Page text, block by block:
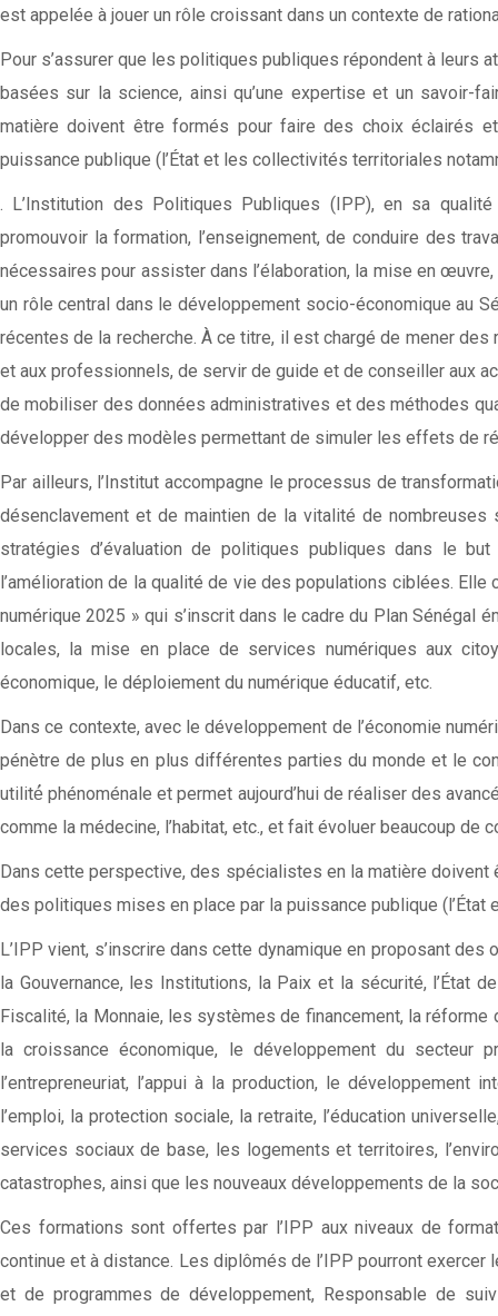
est appelée à jouer un rôle croissant dans un contexte de
Pour s’assurer que les politiques publiques répondent à
basées sur la science, ainsi qu’une expertise et un savoir-
matière doivent être formés pour faire des choix éclairés
puissance publique (l’État et les collectivités territoriales
. L’Institution des Politiques Publiques (IPP), en sa
promouvoir la formation, l’enseignement, de conduire des
nécessaires pour assister dans l’élaboration, la mise en
un rôle central dans le développement socio-économique au
récentes de la recherche. À ce titre, il est chargé de mener
et aux professionnels, de servir de guide et de conseiller aux
de mobiliser des données administratives et des méthodes
développer des modèles permettant de simuler les effets de
Par ailleurs, l’Institut accompagne le processus de
désenclavement et de maintien de la vitalité de
stratégies d’évaluation de politiques publiques dans le
l’amélioration de la qualité de vie des populations ciblées.
numérique 2025 » qui s’inscrit dans le cadre du Plan
locales, la mise en place de services numériques aux
économique, le déploiement du numérique éducatif, etc.
Dans ce contexte, avec le développement de l’économie
pénètre de plus en plus différentes parties du monde et le
utilité́ phénoménale et permet aujourd’hui de réaliser des
comme la médecine, l’habitat, etc., et fait évoluer beaucoup de
Dans cette perspective, des spécialistes en la matière
des politiques mises en place par la puissance publique
L’IPP vient, s’inscrire dans cette dynamique en proposant
la Gouvernance, les Institutions, la Paix et la sécurité, l’État
Fiscalité, la Monnaie, les systèmes de financement, la
la croissance économique, le développement du secteur
l’entrepreneuriat, l’appui à la production, le
l’emploi, la protection sociale, la retraite, l’éducation
services sociaux de base, les logements et territoires,
catastrophes, ainsi que les nouveaux développements de la
Ces formations sont offertes par l’IPP aux niveaux de
continue et à distance. Les diplômés de l’IPP pourront
et de programmes de développement, Responsable de